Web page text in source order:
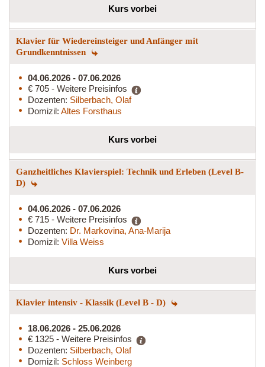
Kurs vorbei
Klavier für Wiedereinsteiger und Anfänger mit
Grundkenntnissen
04.06.2026 - 07.06.2026
€ 705 - Weitere Preisinfos
Dozenten: Silberbach, Olaf
Domizil: Altes Forsthaus
Kurs vorbei
Ganzheitliches Klavierspiel: Technik und Erleben (Level B-
D)
04.06.2026 - 07.06.2026
€ 715 - Weitere Preisinfos
Dozenten: Dr. Markovina, Ana-Marija
Domizil: Villa Weiss
Kurs vorbei
Klavier intensiv - Klassik (Level B - D)
18.06.2026 - 25.06.2026
€ 1325 - Weitere Preisinfos
Dozenten: Silberbach, Olaf
Domizil: Schloss Weinberg